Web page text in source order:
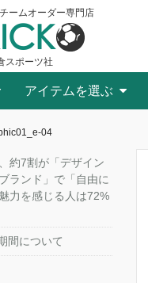
ームオーダー専門店
スポーツ社
アイテムを選ぶ
04
約7割が「デザイン
ランド」で「自由に
力を感じる人は72%
間について